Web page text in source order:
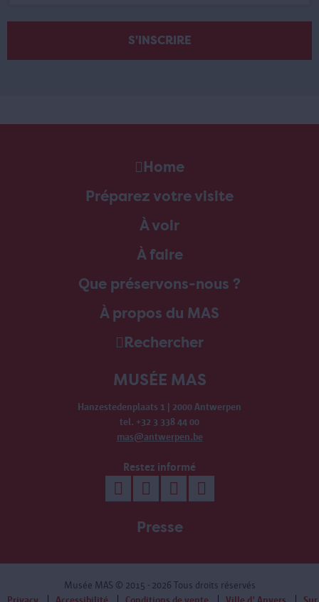
Home
Préparez votre visite
À voir
À faire
Que préservons-nous ?
À propos du MAS
Rechercher
MUSÉE MAS
Hanzestedenplaats 1 | 2000 Antwerpen
tel. +32 3 338 44 00
mas@antwerpen.be
Restez informé
Presse
Musée MAS © 2015 - 2026 Tous droits réservés